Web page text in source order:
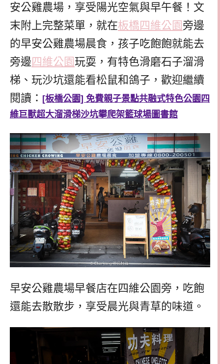
安公雞農場，享受陽光空氣與早午餐！文
末附上完整菜單，就在板橋四維公園旁邊
的早安公雞農場晨食，孩子吃飽飽就能去
旁邊四維公園玩耍，有特色滑磨石子溜滑
梯、玩沙坑還能看松鼠和鴿子，歡迎繼續
閱讀： [板橋公園] 免費親子景點共融式特色公園四
維巨獸超大溜滑梯沙坑攀爬架籃球場圖書館
早安公雞農場早餐店在四維公園旁，吃飽
還能去散散步，享受晨光與青草的味道。